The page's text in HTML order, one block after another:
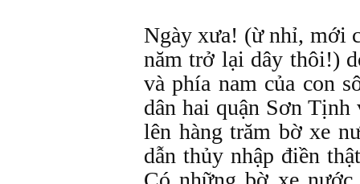
Ngày xưa! (ừ nhỉ, mới
năm trở lại dây thôi!)
và phía nam của con
dân hai quận Sơn
lên hàng trăm bờ xe
dẫn thủy nhập điền